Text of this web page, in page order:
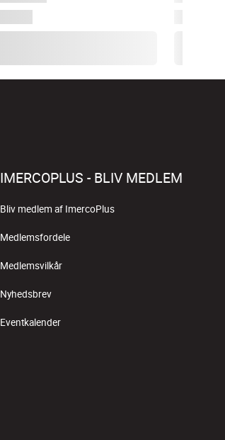
IMERCOPLUS - BLIV MEDLEM
Bliv medlem af ImercoPlus
Medlemsfordele
Medlemsvilkår
Nyhedsbrev
Eventkalender